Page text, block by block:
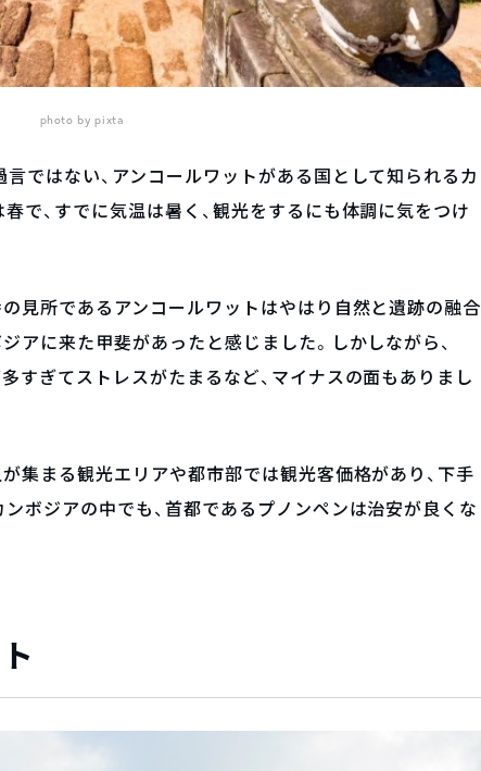
photo by pixta
ではない、アンコールワットがある国として知られるカ
で、すでに気温は暑く、観光をするにも体調に気をつけ
見所であるアンコールワットはやはり自然と遺跡の融合
アに来た甲斐があったと感じました。しかしながら、
すぎてストレスがたまるなど、マイナスの面もありまし
集まる観光エリアや都市部では観光客価格があり、下手
ボジアの中でも、首都であるプノンペンは治安が良くな